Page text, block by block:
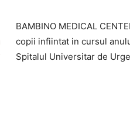
BAMBINO MEDICAL
copii infiintat in cursul
Spitalul Universitar de